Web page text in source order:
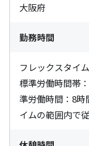
大阪府
勤務時間
フレックスタイ
標準労働時間帯
準労働時間：8
イムの範囲内で